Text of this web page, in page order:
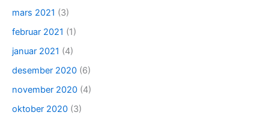
mars 2021 (3)
februar 2021 (1)
januar 2021 (4)
desember 2020 (6)
november 2020 (4)
oktober 2020 (3)